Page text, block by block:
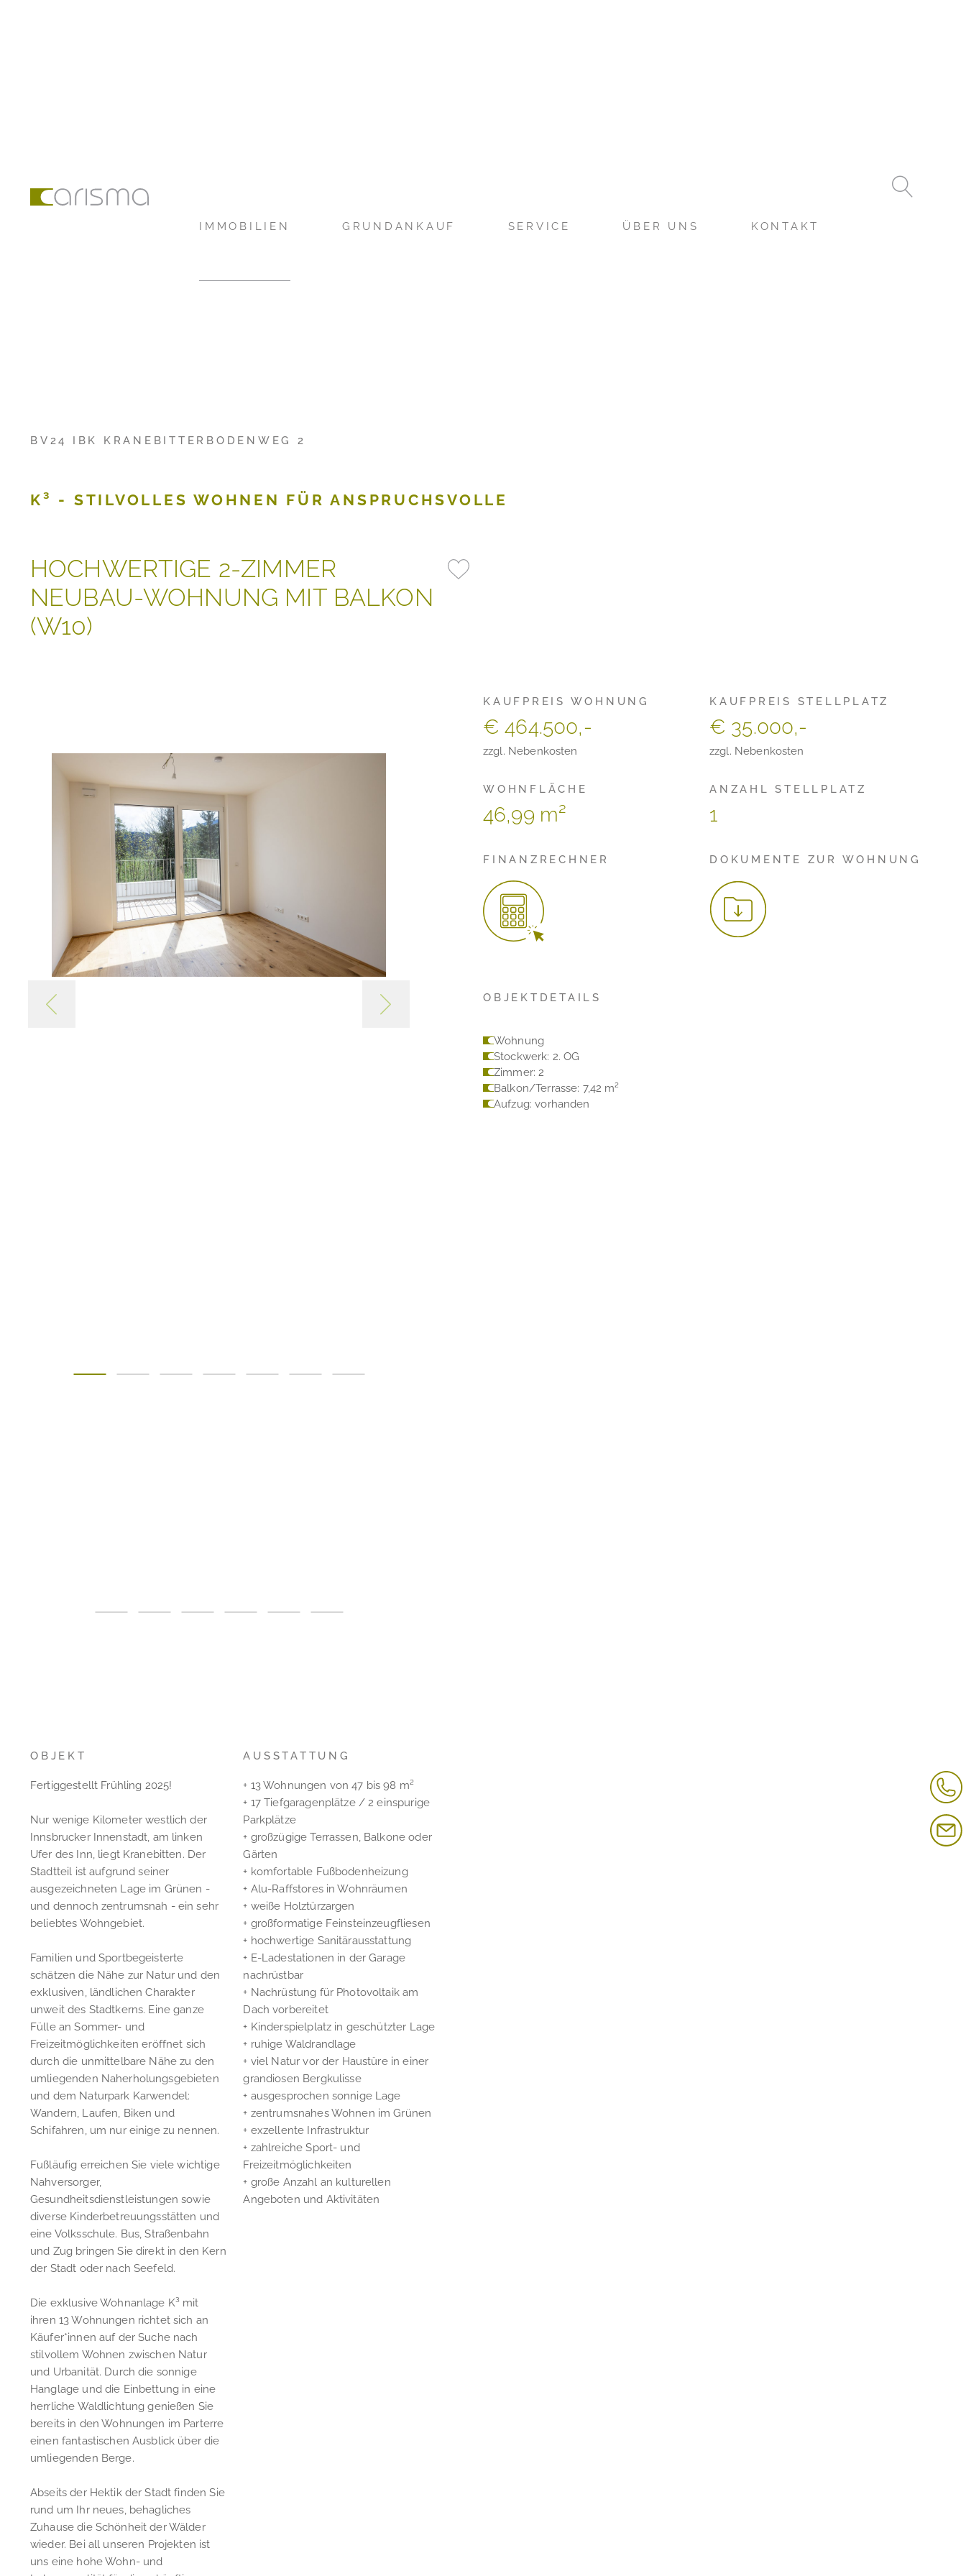
IMMOBILIEN GRUNDANKAUF SERVICE ÜBER UNS KONTAKT
BV24 IBK KRANEBITTERBODENWEG 2
K³ - STILVOLLES WOHNEN FÜR ANSPRUCHSVOLLE
HOCHWERTIGE 2-ZIMMER
NEUBAU-WOHNUNG MIT BALKON
(W10)
OBJEKT
Fertiggestellt Frühling 2025!
Nur wenige Kilometer westlich der
Innsbrucker Innenstadt, am linken
Ufer des Inn, liegt Kranebitten. Der
Stadtteil ist aufgrund seiner
ausgezeichneten Lage im Grünen -
und dennoch zentrumsnah - ein sehr
beliebtes Wohngebiet.
Familien und Sportbegeisterte
schätzen die Nähe zur Natur und den
exklusiven, ländlichen Charakter
unweit des Stadtkerns. Eine ganze
Fülle an Sommer- und
Freizeitmöglichkeiten eröffnet sich
durch die unmittelbare Nähe zu den
umliegenden Naherholungsgebieten
und dem Naturpark Karwendel:
Wandern, Laufen, Biken und
Schifahren, um nur einige zu nennen.
Fußläufig erreichen Sie viele wichtige
Nahversorger,
Gesundheitsdienstleistungen sowie
diverse Kinderbetreuungsstätten und
eine Volksschule. Bus, Straßenbahn
und Zug bringen Sie direkt in den Kern
der Stadt oder nach Seefeld.
Die exklusive Wohnanlage K³ mit
ihren 13 Wohnungen richtet sich an
Käufer*innen auf der Suche nach
stilvollem Wohnen zwischen Natur
und Urbanität. Durch die sonnige
Hanglage und die Einbettung in eine
herrliche Waldlichtung genießen Sie
bereits in den Wohnungen im Parterre
einen fantastischen Ausblick über die
umliegenden Berge.
Abseits der Hektik der Stadt finden Sie
rund um Ihr neues, behagliches
Zuhause die Schönheit der Wälder
wieder. Bei all unseren Projekten ist
uns eine hohe Wohn- und
AUSSTATTUNG
+ 13 Wohnungen von 47 bis 98 m²
+ 17 Tiefgaragenplätze / 2 einspurige
Parkplätze
+ großzügige Terrassen, Balkone oder
Gärten
+ komfortable Fußbodenheizung
+ Alu-Raffstores in Wohnräumen
+ weiße Holztürzargen
+ großformatige Feinsteinzeugfliesen
+ hochwertige Sanitärausstattung
+ E-Ladestationen in der Garage
nachrüstbar
+ Nachrüstung für Photovoltaik am
Dach vorbereitet
+ Kinderspielplatz in geschützter Lage
+ ruhige Waldrandlage
+ viel Natur vor der Haustüre in einer
grandiosen Bergkulisse
+ ausgesprochen sonnige Lage
+ zentrumsnahes Wohnen im Grünen
+ exzellente Infrastruktur
+ zahlreiche Sport- und
Freizeitmöglichkeiten
+ große Anzahl an kulturellen
Angeboten und Aktivitäten
KAUFPREIS WOHNUNG
€ 464.500,-
zzgl. Nebenkosten
WOHNFLÄCHE
46,99 m²
FINANZRECHNER
KAUFPREIS STELLPLATZ
€ 35.000,-
zzgl. Nebenkosten
ANZAHL STELLPLATZ
1
DOKUMENTE ZUR WOHNUNG
OBJEKTDETAILS
Wohnung
Stockwerk: 2. OG
Zimmer: 2
Balkon/Terrasse: 7,42 m²
Aufzug: vorhanden